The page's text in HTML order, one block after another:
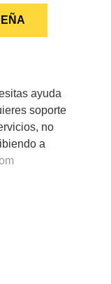
ayuda
soporte
no
a